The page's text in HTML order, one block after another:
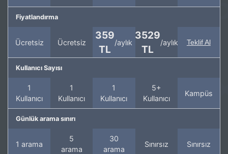
Fiyatlandırma
Ücretsiz Ücretsiz
359
TL
/aylık
3529
TL
/aylık Teklif Al
Kullanıcı Sayısı
1
Kullanıcı
1
Kullanıcı
1
Kullanıcı
5+
Kullanıcı
Kampüs
Günlük arama sınırı
1 arama
5
arama
30
arama
Sınırsız Sınırsız